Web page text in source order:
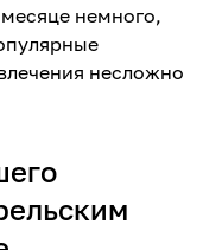
немного,
несложно